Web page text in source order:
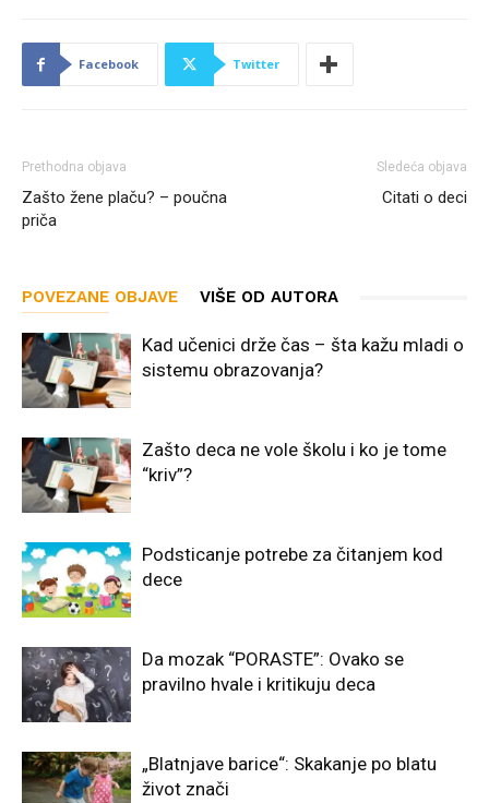
Facebook Twitter
Prethodna objava
Zašto žene plaču? – poučna
priča
Sledeća objava
Citati o deci
POVEZANE OBJAVE VIŠE OD AUTORA
Kad učenici drže čas – šta kažu mladi o
sistemu obrazovanja?
Zašto deca ne vole školu i ko je tome
“kriv”?
Podsticanje potrebe za čitanjem kod
dece
Da mozak “PORASTE”: Ovako se
pravilno hvale i kritikuju deca
„Blatnjave barice“: Skakanje po blatu
život znači